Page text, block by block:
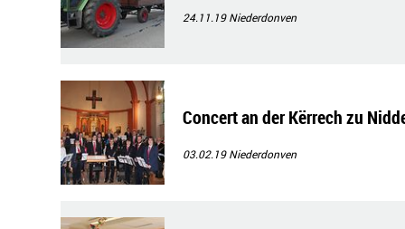
24.11.19Niederdonven
Concert an der Kërrech zu
03.02.19Niederdonven